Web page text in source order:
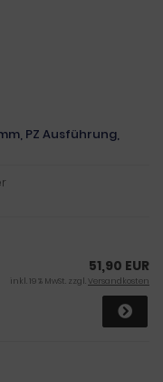
PZ Ausführung,
51,90 EUR
inkl. 19 % MwSt. zzgl.Versandkosten